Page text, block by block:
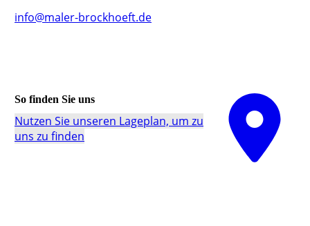
info@maler-brockhoeft.de
So finden Sie uns
Nutzen Sie unseren La­ge­plan, um zu
uns zu finden